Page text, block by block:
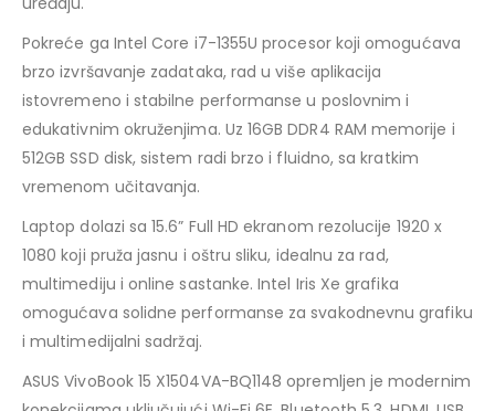
Pokreće ga Intel Core i7-1355U procesor koji omogućava
brzo izvršavanje zadataka, rad u više aplikacija
istovremeno i stabilne performanse u poslovnim i
edukativnim okruženjima. Uz 16GB DDR4 RAM memorije i
512GB SSD disk, sistem radi brzo i fluidno, sa kratkim
vremenom učitavanja.
Laptop dolazi sa 15.6” Full HD ekranom rezolucije 1920 x
1080 koji pruža jasnu i oštru sliku, idealnu za rad,
multimediju i online sastanke. Intel Iris Xe grafika
omogućava solidne performanse za svakodnevnu grafiku
i multimedijalni sadržaj.
ASUS VivoBook 15 X1504VA-BQ1148 opremljen je modernim